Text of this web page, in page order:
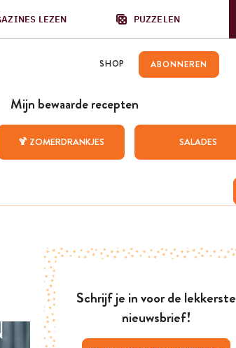
LEZEN PUZZELEN
SHOP ABONNEREN
Mijn bewaarde recepten
🍹 ZOMERDRANKJES SALADES
Schrijf je in voor de lekkerste
nieuwsbrief!